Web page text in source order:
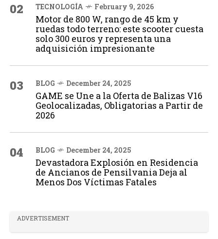
02 TECNOLOGÍA February 9, 2026
Motor de 800 W, rango de 45 km y
ruedas todo terreno: este scooter cuesta
solo 300 euros y representa una
adquisición impresionante
03 BLOG December 24, 2025
GAME se Une a la Oferta de Balizas V16
Geolocalizadas, Obligatorias a Partir de
2026
04 BLOG December 24, 2025
Devastadora Explosión en Residencia
de Ancianos de Pensilvania Deja al
Menos Dos Víctimas Fatales
ADVERTISEMENT